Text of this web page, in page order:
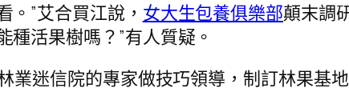
”艾合買江說， 女大生包養俱樂部顛末調
活果樹嗎？”有人質疑。
業迷信院的專家做技巧領導，制訂林果基